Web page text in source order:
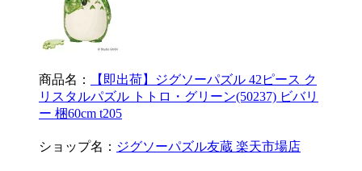
商品名：
【即出荷】ジグソーパズル 42ピース ク
リスタルパズル トトロ・グリーン(50237) ビバリ
ー 梱60cm t205
ショップ名： ジグソーパズル友蔵 楽天市場店